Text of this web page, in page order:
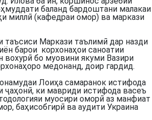
баланд бардоштани малакаи
миллӣ (кафедраи омор) ва маркази
Маркази таълимӣ дар назди
барои корхонаҳои саноатии
вохурӣ бо муовини якуми Вазири
медонанд, доир гардид.
Лоиҳа самаранок истифода
ҷаҳонӣ, ки мавриди истифода васеъ
муосири оморӣ аз манфиат
баҳисобгирӣ ва аудити Украина